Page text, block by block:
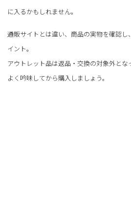
に入るかもしれません。
通販サイトとは違い、商品の実物を確認
イント。
アウトレット品は返品・交換の対象外とな
よく吟味してから購入しましょう。